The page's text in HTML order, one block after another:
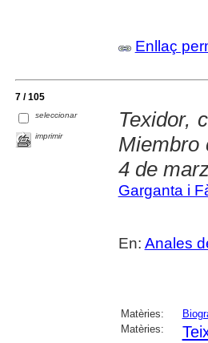
Enllaç
7 / 105
seleccionar
imprimir
Texidor,
Miembro
4 de
Garganta i
En: Anales
Matèries:
Matèries: